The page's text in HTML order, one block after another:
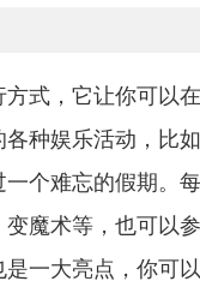
式，它让你可以
种娱乐活动，比
个难忘的假期。
魔术等，也可以
一大亮点，你可